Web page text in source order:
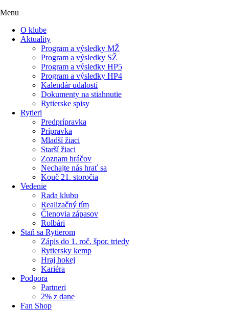
Menu
O klube
Aktuality
Program a výsledky MŽ
Program a výsledky SŽ
Program a výsledky HP5
Program a výsledky HP4
Kalendár udalostí
Dokumenty na stiahnutie
Rytierske spisy
Rytieri
Predprípravka
Prípravka
Mladší žiaci
Starší žiaci
Zoznam hráčov
Nechajte nás hrať sa
Kouč 21. storočia
Vedenie
Rada klubu
Realizačný tím
Členovia zápasov
Rolbári
Staň sa Rytierom
Zápis do 1. roč. špor. triedy
Rytiersky kemp
Hraj hokej
Kariéra
Podpora
Partneri
2% z dane
Fan Shop